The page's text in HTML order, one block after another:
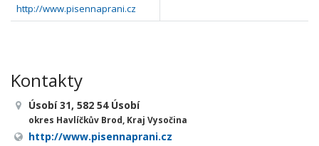
http://www.pisennaprani.cz
Kontakty
Úsobí 31, 582 54 Úsobí
okres Havlíčkův Brod, Kraj Vysočina
http://www.pisennaprani.cz